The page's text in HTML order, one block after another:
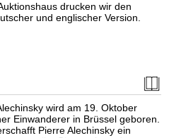
Auktion 365 - Lot 703
drucken wir den
und englischer Version.
wird am 19. Oktober
Einwanderer in Brüssel geboren.
Pierre Alechinsky ein